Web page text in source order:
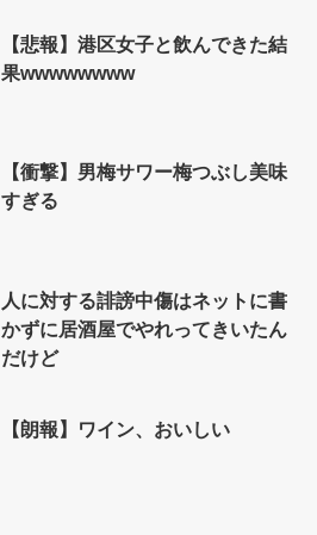
【悲報】港区女子と飲んできた結
果wwwwwwww
【衝撃】男梅サワー梅つぶし美味
すぎる
人に対する誹謗中傷はネットに書
かずに居酒屋でやれってきいたん
だけど
【朗報】ワイン、おいしい